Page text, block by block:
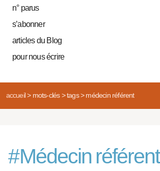
n° parus
s’abonner
articles du Blog
pour nous écrire
accueil> mots-clés> tags> médecin référent
#Médecin référent